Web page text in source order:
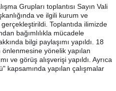
Grupları toplantısı Sayın Vali
ve ilgili kurum ve
Toplantıda ilimizde
bağımlılıkla mücadele
bilgi paylaşımı yapıldı. 18
önlenmesine yönelik yapılan
ve görüş alışverişi yapıldı. Ayrıca
kapsamında yapılan çalışmalar